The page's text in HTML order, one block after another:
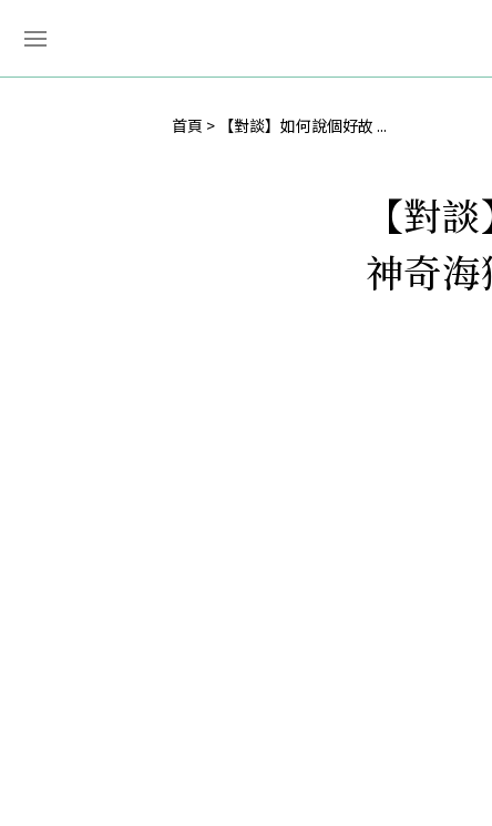
首頁 【對談】如何說個好故 ...
【對
神奇海